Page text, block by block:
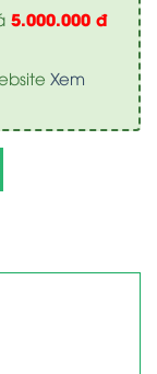
5.000.000 đ
Xem